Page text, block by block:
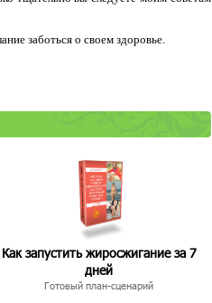
заботься о своем здоровье.
Как запустить жиросжигание за 7
дней
Готовый план-сценарий